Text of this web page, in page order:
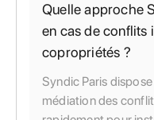
Quelle approche
en cas de conflits
copropriétés ?
Syndic Paris
médiation des